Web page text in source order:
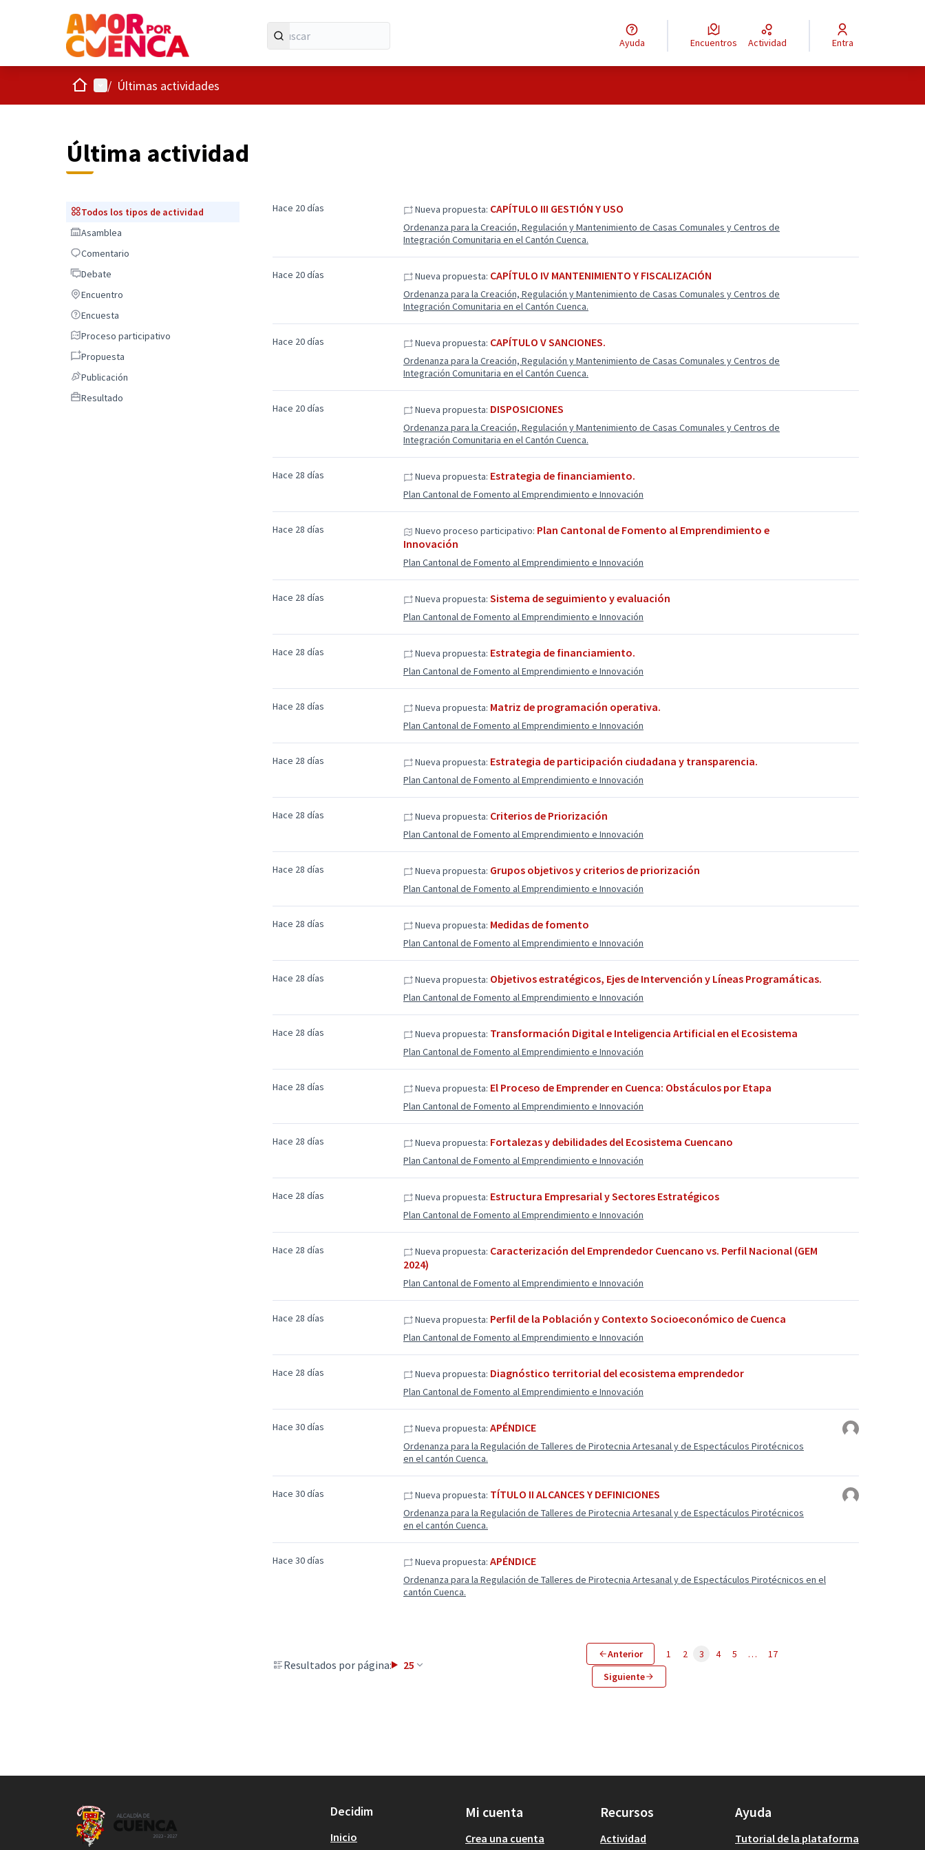
Ayuda Encuentros Actividad Entra
InicioMenú principal
/ Últimas actividades
Última actividad
Todos los tipos de actividad
Todos los tipos de actividad
Asamblea
Asamblea
Comentario
Comentario
DebateDebate
Encuentro
Encuentro
Encuesta
Encuesta
Proceso participativo
Proceso participativo
Propuesta
Propuesta
Publicación
Publicación
Resultado
Resultado
Hace 20 días Nueva propuesta: CAPÍTULO III GESTIÓN Y USO
Ordenanza para la Creación, Regulación y Mantenimiento de Casas Comunales y Centros de
Integración Comunitaria en el Cantón Cuenca.
Hace 20 días Nueva propuesta: CAPÍTULO IV MANTENIMIENTO Y FISCALIZACIÓN
Ordenanza para la Creación, Regulación y Mantenimiento de Casas Comunales y Centros de
Integración Comunitaria en el Cantón Cuenca.
Hace 20 días Nueva propuesta: CAPÍTULO V SANCIONES.
Ordenanza para la Creación, Regulación y Mantenimiento de Casas Comunales y Centros de
Integración Comunitaria en el Cantón Cuenca.
Hace 20 días Nueva propuesta: DISPOSICIONES
Ordenanza para la Creación, Regulación y Mantenimiento de Casas Comunales y Centros de
Integración Comunitaria en el Cantón Cuenca.
Hace 28 días Nueva propuesta: Estrategia de financiamiento.
Plan Cantonal de Fomento al Emprendimiento e Innovación
Hace 28 días Nuevo proceso participativo: Plan Cantonal de Fomento al Emprendimiento e
Innovación
Plan Cantonal de Fomento al Emprendimiento e Innovación
Hace 28 días Nueva propuesta: Sistema de seguimiento y evaluación
Plan Cantonal de Fomento al Emprendimiento e Innovación
Hace 28 días Nueva propuesta: Estrategia de financiamiento.
Plan Cantonal de Fomento al Emprendimiento e Innovación
Hace 28 días Nueva propuesta: Matriz de programación operativa.
Plan Cantonal de Fomento al Emprendimiento e Innovación
Hace 28 días Nueva propuesta: Estrategia de participación ciudadana y transparencia.
Plan Cantonal de Fomento al Emprendimiento e Innovación
Hace 28 días Nueva propuesta: Criterios de Priorización
Plan Cantonal de Fomento al Emprendimiento e Innovación
Hace 28 días Nueva propuesta: Grupos objetivos y criterios de priorización
Plan Cantonal de Fomento al Emprendimiento e Innovación
Hace 28 días Nueva propuesta: Medidas de fomento
Plan Cantonal de Fomento al Emprendimiento e Innovación
Hace 28 días Nueva propuesta: Objetivos estratégicos, Ejes de Intervención y Líneas Programáticas.
Plan Cantonal de Fomento al Emprendimiento e Innovación
Hace 28 días Nueva propuesta: Transformación Digital e Inteligencia Artificial en el Ecosistema
Plan Cantonal de Fomento al Emprendimiento e Innovación
Hace 28 días Nueva propuesta: El Proceso de Emprender en Cuenca: Obstáculos por Etapa
Plan Cantonal de Fomento al Emprendimiento e Innovación
Hace 28 días Nueva propuesta: Fortalezas y debilidades del Ecosistema Cuencano
Plan Cantonal de Fomento al Emprendimiento e Innovación
Hace 28 días Nueva propuesta: Estructura Empresarial y Sectores Estratégicos
Plan Cantonal de Fomento al Emprendimiento e Innovación
Hace 28 días Nueva propuesta: Caracterización del Emprendedor Cuencano vs. Perfil Nacional (GEM
2024)
Plan Cantonal de Fomento al Emprendimiento e Innovación
Hace 28 días Nueva propuesta: Perfil de la Población y Contexto Socioeconómico de Cuenca
Plan Cantonal de Fomento al Emprendimiento e Innovación
Hace 28 días Nueva propuesta: Diagnóstico territorial del ecosistema emprendedor
Plan Cantonal de Fomento al Emprendimiento e Innovación
Hace 30 días Nueva propuesta: APÉNDICE
Ordenanza para la Regulación de Talleres de Pirotecnia Artesanal y de Espectáculos Pirotécnicos
en el cantón Cuenca.
Hace 30 días Nueva propuesta: TÍTULO II ALCANCES Y DEFINICIONES
Ordenanza para la Regulación de Talleres de Pirotecnia Artesanal y de Espectáculos Pirotécnicos
en el cantón Cuenca.
Hace 30 días Nueva propuesta: APÉNDICE
Ordenanza para la Regulación de Talleres de Pirotecnia Artesanal y de Espectáculos Pirotécnicos en el
cantón Cuenca.
Resultados por página: 25
Anterior 1 2 3 4 5 …
17
Siguiente
Decidim
Inicio
Mi cuenta
Crea una cuenta
Recursos
Actividad
Ayuda
Tutorial de la plataforma